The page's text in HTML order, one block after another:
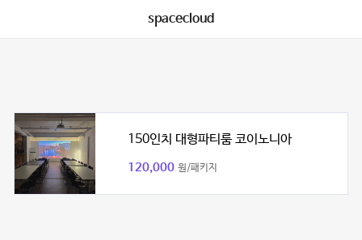
spacecloud
150인치 대형파티룸 코이노니아
120,000 원/패키지